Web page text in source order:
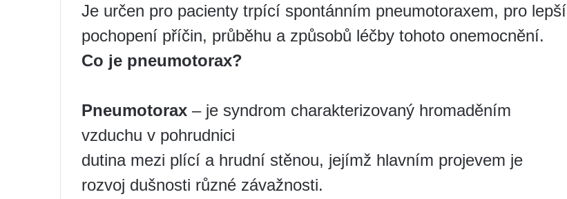
Je určen pro pacienty trpící spontánním pneumotoraxem, pro lepší
pochopení příčin, průběhu a způsobů léčby tohoto onemocnění.
Co je pneumotorax?
Pneumotorax – je syndrom charakterizovaný hromaděním
vzduchu v pohrudnici
dutina mezi plící a hrudní stěnou, jejímž hlavním projevem je
rozvoj dušnosti různé závažnosti.